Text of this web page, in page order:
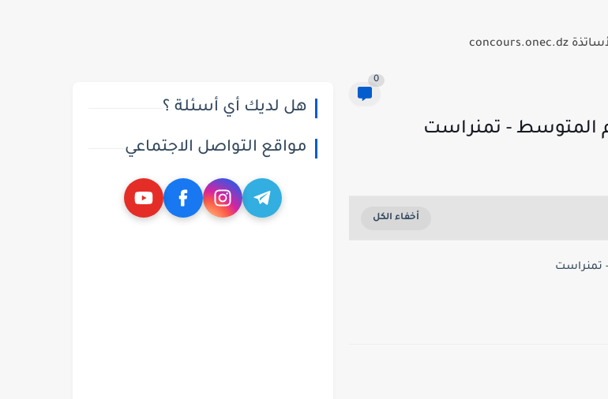
2026...
0
المتوسط - تمنراست
تمنراست
هل لديك أي أسئلة ؟
مواقع التواصل الاجتماعي